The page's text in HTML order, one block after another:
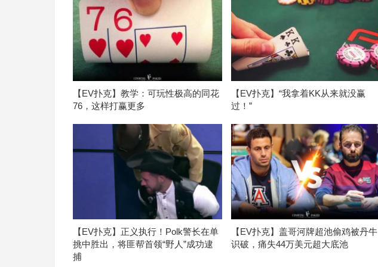
【EV扑克】教学：可玩性极高的同花
76，这样打赢更多
【EV扑克】“我拿着KK从来就没赢
过！”
【EV扑克】正义执行！Polk警长在单
挑中胜出，将匪帮首领“野人”成功逮
捕
【EV扑克】盖哥河牌超池偷鸡被丹牛
识破，痛失44万美元超大底池